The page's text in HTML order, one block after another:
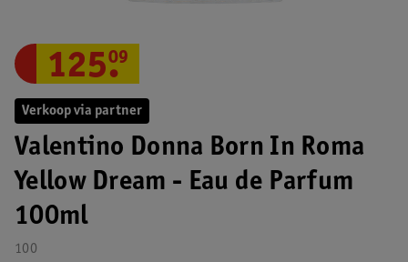
Verkoop via partner
Valentino Donna Born In Roma
Yellow Dream - Eau de Parfum
100ml
100
125.
09